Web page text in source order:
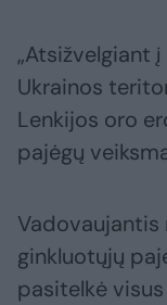
„Atsižvelgiant
Ukrainos
Lenkijos oro
pajėgų
ginkluotųjų
pasitelkė